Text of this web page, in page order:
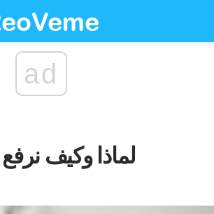
ad
لماذا وكيف